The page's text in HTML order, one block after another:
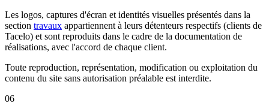
Les logos, captures d'écran et identités visuelles présentés dans la
section travaux appartiennent à leurs détenteurs respectifs (clients de
Tacelo) et sont reproduits dans le cadre de la documentation de
réalisations, avec l'accord de chaque client.
Toute reproduction, représentation, modification ou exploitation du
contenu du site sans autorisation préalable est interdite.
06